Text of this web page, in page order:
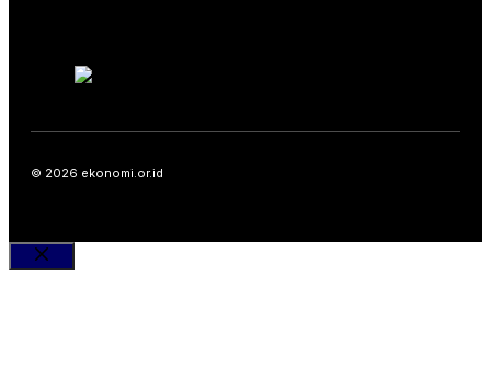
© 2026 ekonomi.or.id
Close